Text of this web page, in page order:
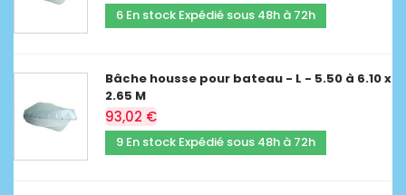
6 En stock Expédié sous 48h à 72h
Bâche housse pour bateau - L - 5.50 à 6.10 x
2.65 M
93,02 €
9 En stock Expédié sous 48h à 72h